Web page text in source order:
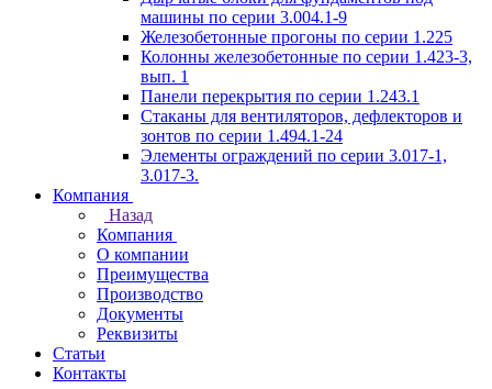
машины по серии 3.004.1-9
Железобетонные прогоны по серии 1.225
Колонны железобетонные по серии 1.423-3,
вып. 1
Панели перекрытия по серии 1.243.1
Стаканы для вентиляторов, дефлекторов и
зонтов по серии 1.494.1-24
Элементы ограждений по серии 3.017-1,
3.017-3.
Компания
Назад
Компания
О компании
Преимущества
Производство
Документы
Реквизиты
Статьи
Контакты